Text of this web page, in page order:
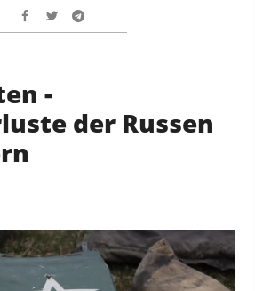
-
der Russen